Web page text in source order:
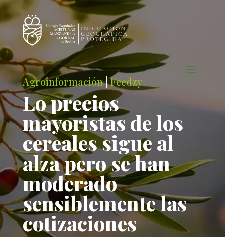
Agroinformación|Feedzy
Lo precios
mayoristas de los
cereales sigue al
alza pero se han
moderado
sensiblemente las
cotizaciones